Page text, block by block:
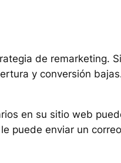
de remarketing.
y conversión
en su sitio web
puede enviar un